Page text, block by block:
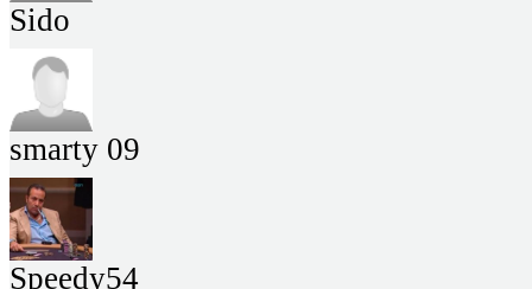
Sido
smarty 09
Speedy54